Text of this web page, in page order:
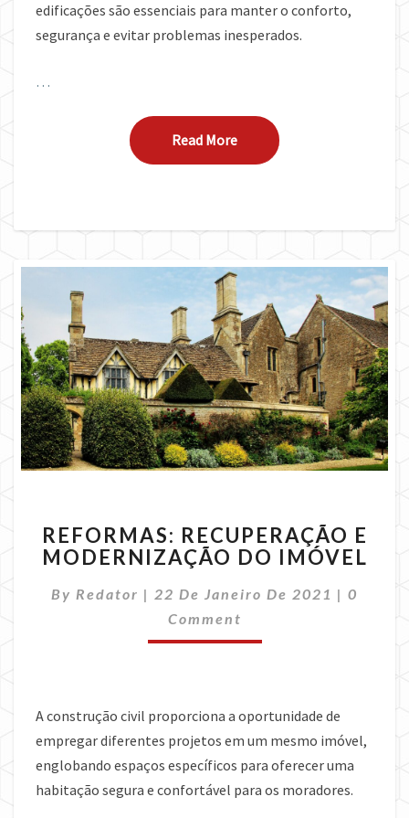
edificações são essenciais para manter o conforto,
segurança e evitar problemas inesperados.
…
Read MoreRead More
RECUPERAÇÃO
E
DO
IMÓVEL
REFORMAS: RECUPERAÇÃO E
MODERNIZAÇÃO DO IMÓVEL
By Redator | 22 De Janeiro De 2021 | 0
Comment
A construção civil proporciona a oportunidade de
empregar diferentes projetos em um mesmo imóvel,
englobando espaços específicos para oferecer uma
habitação segura e confortável para os moradores.